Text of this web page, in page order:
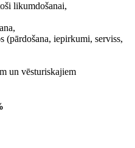
likumdošanai,
(pārdošana, iepirkumi, serviss,
un vēsturiskajiem